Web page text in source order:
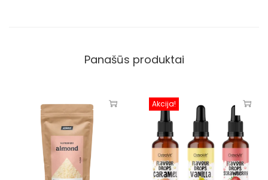
Panašūs produktai
Akcija!